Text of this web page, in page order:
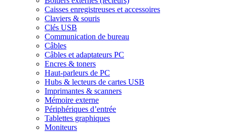
Caisses enregistreuses et accessoires
Claviers & souris
Clés USB
Communication de bureau
Câbles
Câbles et adaptateurs PC
Encres & toners
Haut-parleurs de PC
Hubs & lecteurs de cartes USB
Imprimantes & scanners
Mémoire externe
Périphériques d’entrée
Tablettes graphiques
Moniteurs